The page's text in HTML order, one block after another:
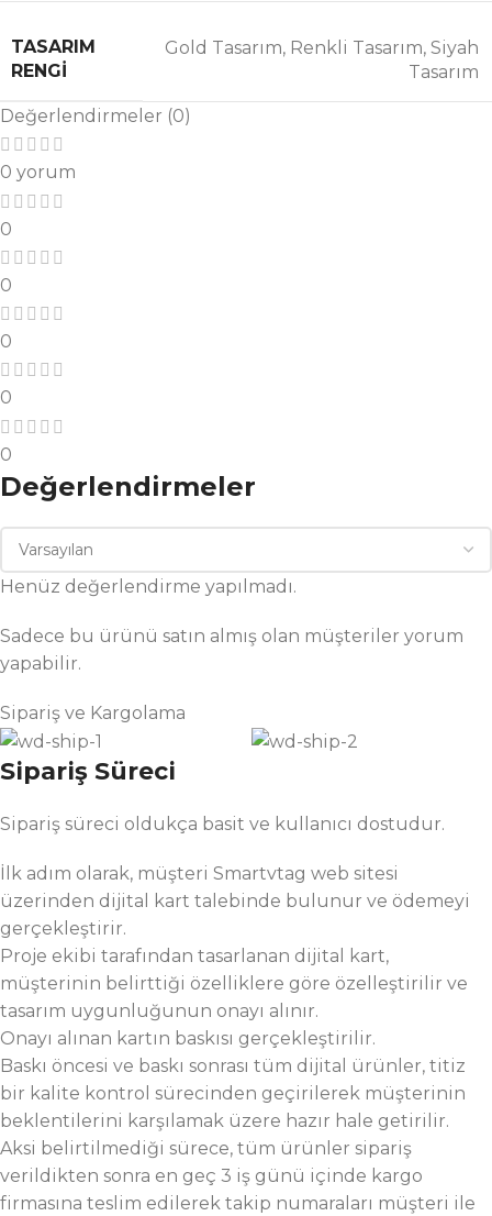
TASARIM
RENGI
Gold Tasarım, Renkli Tasarım, Siyah
Tasarım
Değerlendirmeler (0)
0 yorum
0
0
0
0
0
Değerlendirmeler
Henüz değerlendirme yapılmadı.
Sadece bu ürünü satın almış olan müşteriler yorum
yapabilir.
Sipariş ve Kargolama
Sipariş Süreci
Sipariş süreci oldukça basit ve kullanıcı dostudur.
İlk adım olarak, müşteri Smartvtag web sitesi
üzerinden dijital kart talebinde bulunur ve ödemeyi
gerçekleştirir.
Proje ekibi tarafından tasarlanan dijital kart,
müşterinin belirttiği özelliklere göre özelleştirilir ve
tasarım uygunluğunun onayı alınır.
Onayı alınan kartın baskısı gerçekleştirilir.
Baskı öncesi ve baskı sonrası tüm dijital ürünler, titiz
bir kalite kontrol sürecinden geçirilerek müşterinin
beklentilerini karşılamak üzere hazır hale getirilir.
Aksi belirtilmediği sürece, tüm ürünler sipariş
verildikten sonra en geç 3 iş günü içinde kargo
firmasına teslim edilerek takip numaraları müşteri ile